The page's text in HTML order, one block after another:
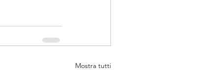
Mostra tutti